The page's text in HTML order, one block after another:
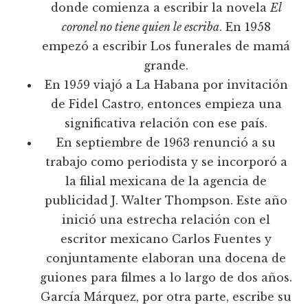
donde comienza a escribir la novelaEl
coronel no tiene quien le escriba. En 1958
empezó a escribir Los funerales de mamá
grande.
En 1959 viajó a La Habana por invitación
de Fidel Castro, entonces empieza una
significativa relación con ese país.
En septiembre de 1963 renunció a su
trabajo como periodista y se incorporó a
la filial mexicana de la agencia de
publicidad J. Walter Thompson. Este año
inició una estrecha relación con el
escritor mexicano Carlos Fuentes y
conjuntamente elaboran una docena de
guiones para filmes a lo largo de dos años.
García Márquez, por otra parte, escribe su